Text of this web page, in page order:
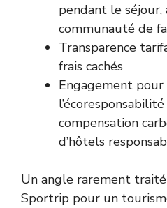
pendant le séjour,
communauté de
Transparence
frais cachés
Engagement
l’écoresponsabilité
compensation
d’hôtels
Un angle rarement traité
Sportrip pour un